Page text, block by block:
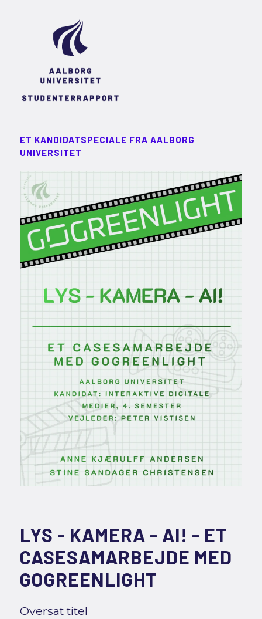
ET KANDIDATSPECIALE FRA AALBORG
UNIVERSITET
LYS - KAMERA - AI! - ET
CASESAMARBEJDE MED
GOGREENLIGHT
Oversat titel